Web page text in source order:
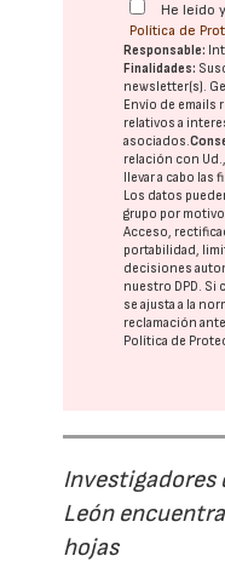
He leído
Política de
Responsable:
Finalidades:
newsletter(s).
Envío de emails
relativos a
asociados.
relación con
llevar a cabo
Los datos
grupo por
Acceso,
portabilidad,
decisiones
nuestro DPD. Si
se ajusta a la
reclamación
Política de
Investigadores
León
hojas